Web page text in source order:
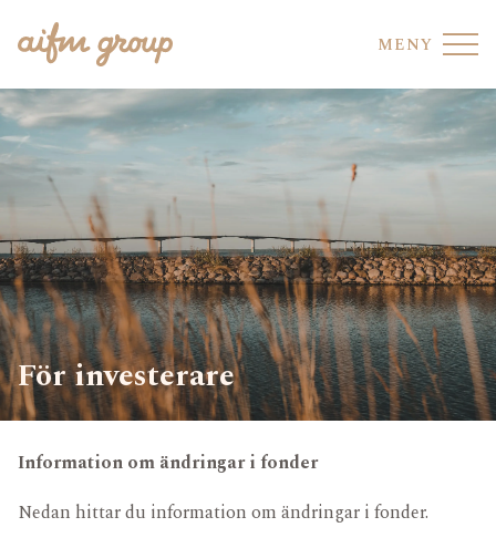
MENY
FONDHOTELL
FONDTJÄNSTER
AIFM CO-SOURCING
VÅRA FONDER
VÅRT TEAM
HÅLLBARHET
REGELEFTERLEVNAD
FONDDOKUMENT
AVDELNING
KARRIÄR
För investerare
Information om ändringar i fonder
Nedan hittar du information om ändringar i fonder.